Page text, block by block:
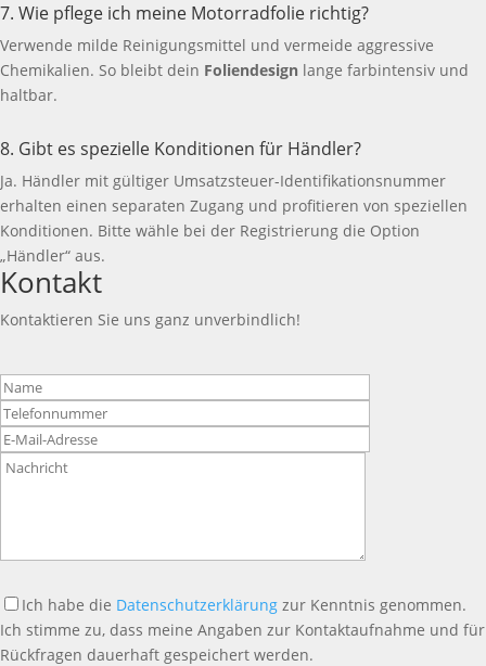
7. Wie pflege ich meine Motorradfolie richtig?
Verwende milde Reinigungsmittel und vermeide aggressive
Chemikalien. So bleibt dein Foliendesign lange farbintensiv und
haltbar.
8. Gibt es spezielle Konditionen für Händler?
Ja. Händler mit gültiger Umsatzsteuer-Identifikationsnummer
erhalten einen separaten Zugang und profitieren von speziellen
Konditionen. Bitte wähle bei der Registrierung die Option
„Händler“ aus.
Kontakt
Kontaktieren Sie uns ganz unverbindlich!
Bitte
lasse
dieses
Feld
leer.
Ich habe die Datenschutzerklärung zur Kenntnis genommen.
Ich stimme zu, dass meine Angaben zur Kontaktaufnahme und für
Rückfragen dauerhaft gespeichert werden.